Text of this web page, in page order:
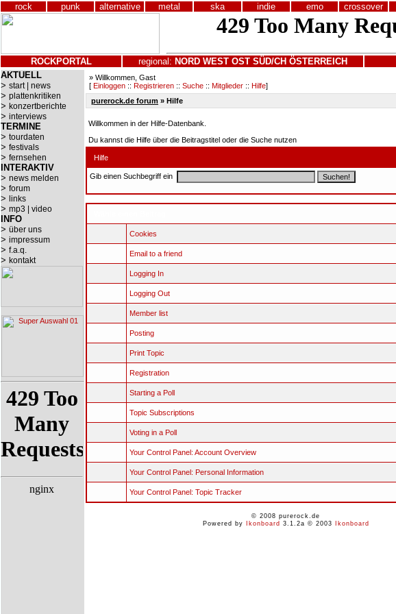
rock punk alternative metal ska indie emo crossover
ROCKPORTAL regional: NORD WEST OST SÜD/CH ÖSTERREICH
AKTUELL
> start | news
> plattenkritiken
> konzertberichte
> interviews
TERMINE
> tourdaten
> festivals
> fernsehen
INTERAKTIV
> news melden
> forum
> links
> mp3 | video
INFO
> über uns
> impressum
> f.a.q.
> kontakt
» Willkommen, Gast
[ Einloggen :: Registrieren :: Suche :: Mitglieder :: Hilfe]
purerock.de forum » Hilfe
Willkommen in der Hilfe-Datenbank.
Du kannst die Hilfe über die Beitragstitel oder die Suche nutzen
Hilfe
Gib einen Suchbegriff ein
Cookies
Email to a friend
Logging In
Logging Out
Member list
Posting
Print Topic
Registration
Starting a Poll
Topic Subscriptions
Voting in a Poll
Your Control Panel: Account Overview
Your Control Panel: Personal Information
Your Control Panel: Topic Tracker
© 2008 purerock.de
Powered by
Ikonboard 3.1.2a © 2003 Ikonboard